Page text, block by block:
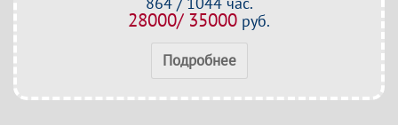
28000/ 35000 руб.
Подробнее